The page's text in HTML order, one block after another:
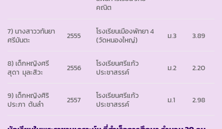
คณิต
7) นางสาววทันยา
ศรีมันตะ
2555
โรงเรียนเมืองพัทยา 4
(วัดหนองใหญ่)
ม.3 3.89
8) เด็กหญิงศรี
สุดา มุละสิวะ
2556
โรงเรียนศรีแก้ว
ประชาสรรค์
ม.2 2.20
9) เด็กหญิงศิริ
ประภา ต้นลำ
2557
โรงเรียนศรีแก้ว
ประชาสรรค์
ม.1 2.98